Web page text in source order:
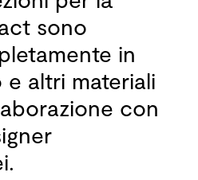
sono
in
e altri materiali
con